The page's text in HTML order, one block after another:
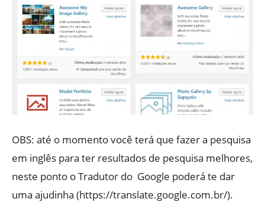
OBS: até o momento você terá que fazer a pesquisa
em inglês para ter resultados de pesquisa melhores,
neste ponto o Tradutor do Google poderá te dar
uma ajudinha (https://translate.google.com.br/).